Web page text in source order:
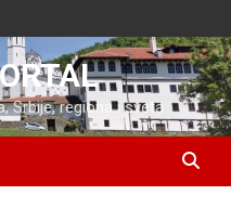
Srbije, regiona i sveta